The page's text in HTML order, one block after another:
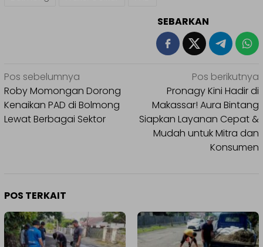
SEBARKAN
Navigasi
pos
Pos sebelumnya
Roby Momongan Dorong
Kenaikan PAD di Bolmong
Lewat Berbagai Sektor
Pos berikutnya
Pronagy Kini Hadir di
Makassar! Aura Bintang
Siapkan Layanan Cepat &
Mudah untuk Mitra dan
Konsumen
POS TERKAIT